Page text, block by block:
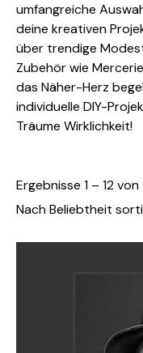
umfangreiche
deine kreativen
über trendige
Zubehör wie
das Näher-Herz
individuelle DIY-
Träume Wirklichkeit!
Ergebnisse 1 – 12